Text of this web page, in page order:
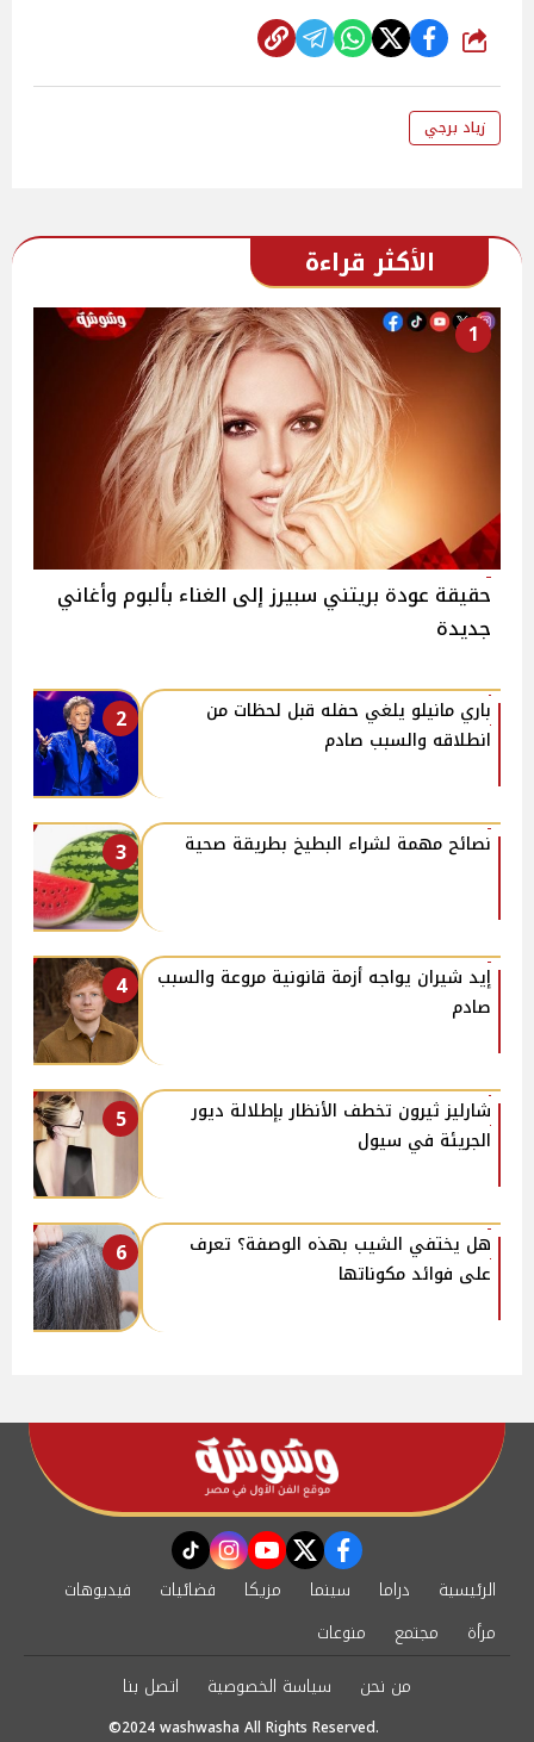
شارك
زياد برجي
الأكثر قراءة
1
حقيقة عودة بريتني سبيرز إلى الغناء بألبوم وأغاني
جديدة
2
باري مانيلو يلغي حفله قبل لحظات من
انطلاقه والسبب صادم
3 نصائح مهمة لشراء البطيخ بطريقة صحية
4
إيد شيران يواجه أزمة قانونية مروعة والسبب
صادم
5
شارليز ثيرون تخطف الأنظار بإطلالة ديور
الجريئة في سيول
6
هل يختفي الشيب بهذه الوصفة؟ تعرف
على فوائد مكوناتها
facebook
twitter
youtube
instagram
tiktok
الرئيسية دراما سينما مزيكا فضائيات
فيديوهات
مرأة
مجتمع
منوعات
من نحن
سياسة الخصوصية اتصل بنا
©2024 washwasha All Rights Reserved.